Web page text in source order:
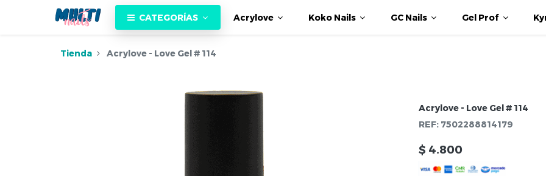
CATEGORÍAS Acrylove Koko Nails GC Nails Gel Prof
Tienda Acrylove - Love Gel # 114
Acrylove - Love Gel # 114
REF: 7502288814179
$ 4.800